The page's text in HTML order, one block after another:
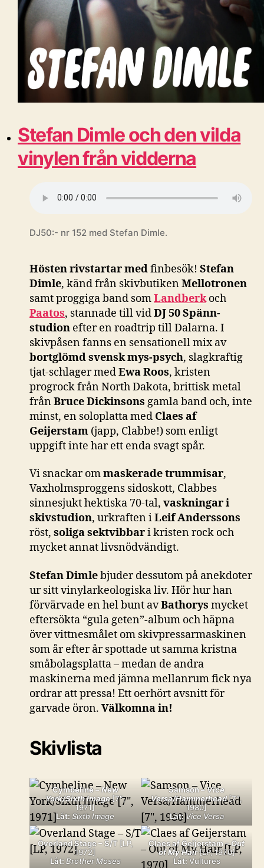
Stefan Dimle och den vilda
vinylen från vidderna
DJ50:- nr 152 med Stefan Dimle.
Hösten rivstartar medfinbesök! Stefan
Dimle, känd från skivbutikenMellotronen
samt proggiga band somLandberkoch
Paatos, stannade till vidDJ 50 Spänn-
studion efter en roadtrip till Dalarna. I
skivpåsen fanns en sensationell mix av
bortglömd svensk mys-psych, slagkraftig
tjat-schlager medEwa Roos, kristen
progrock från North Dakota, brittisk metal
frånBruce Dickinsons gamla band och, inte
minst, en soloplatta med Claes af
Geijerstam (japp, Clabbe!) som enligt
uppgift inte har ett enda svagt spår.
Vi snackar ommaskerade trummisar,
Vaxholmsproggens sidoskott, Clabbes
sinnesjukt hektiska 70-tal, vaskningar i
skivstudion, urkraften iLeif Anderssons
röst, soliga sektvibbari kristen rock och
mycket annat livsnödvändigt.
Stefan Dimlebjuder dessutom på anekdoter
ur sitt vinylarkeologiska liv. Hör hur han
förvärvade en hel bunt avBathorys mycket
eftersökta “gula geten”-album och häpna
över vittnesmålet om skivpressarmaskinen
som år efter år spottade ut samma kristna
småbolagsplatta – medan de andra
maskinerna med jämna mellanrum fick nya
ordrar att pressa! Ett oerhört avsnitt för
garvade öron. Välkomna in!
Skivlista
Cymbeline –New
York/Sixth Image[7″,
1971]
Låt: Sixth Image
Samson –Vice
Versa/Hammerhead[7″,
1980]
Låt:Vice Versa
Overland Stage – S/T [LP,
1972]
Låt:Brother Moses
Claes af Geijerstam –Out
of My Hair[LP, 1970]
Låt:Vultures